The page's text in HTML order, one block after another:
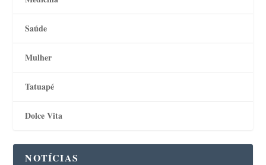
Saúde
Mulher
Tatuapé
Dolce Vita
NOTÍCIAS